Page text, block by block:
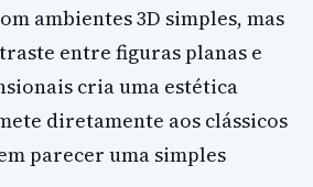
ambientes 3D simples, mas
entre figuras planas e
cria uma estética
diretamente aos clássicos
parecer uma simples